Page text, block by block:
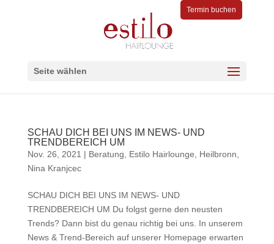
Termin buchen
Seite wählen
SCHAU DICH BEI UNS IM NEWS- UND
TRENDBEREICH UM
Nov. 26, 2021 | Beratung Estilo Hairlounge Heilbronn
Nina Kranjcec
SCHAU DICH BEI UNS IM NEWS- UND
TRENDBEREICH UM Du folgst gerne den neusten
Trends? Dann bist du genau richtig bei uns. In unserem
News & Trend-Bereich auf unserer Homepage erwarten